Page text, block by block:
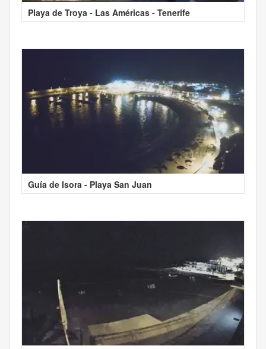
Playa de Troya - Las Américas - Tenerife
Guía de Isora - Playa San Juan